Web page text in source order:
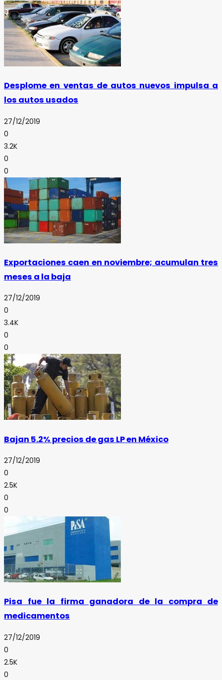
Desplome en ventas de autos nuevos impulsa a
los autos usados
27/12/2019
0
3.2K
0
0
Exportaciones caen en noviembre; acumulan tres
meses a la baja
27/12/2019
0
3.4K
0
0
Bajan 5.2% precios de gas LP en México
27/12/2019
0
2.5K
0
0
Pisa fue la firma ganadora de la compra de
medicamentos
27/12/2019
0
2.5K
0